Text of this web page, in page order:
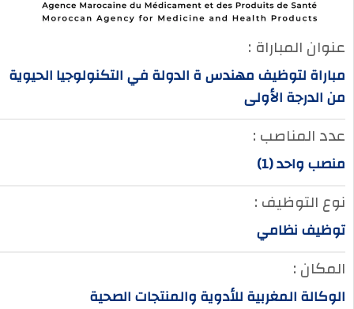
عنوان المباراة :
مباراة لتوظيف مهندس ة الدولة في التكنولوجيا الحيوية
من الدرجة الأولى
عدد المناصب :
منصب واحد (1)
نوع التوظيف :
توظيف نظامي
المكان :
الوكالة المغربية للأدوية والمنتجات الصحية